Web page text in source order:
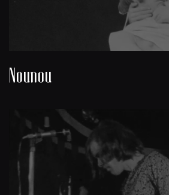
Nounou